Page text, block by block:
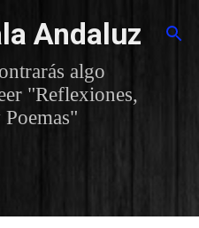
principal
Andaluz
algo
"Reflexiones,